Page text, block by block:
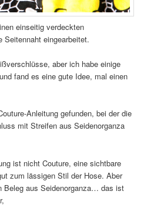
einseitig verdeckten
eingearbeitet.
aber ich habe einige
fand es eine gute Idee, mal einen
Anleitung gefunden, bei der die
mit Streifen aus Seidenorganza
ist nicht Couture, eine sichtbare
zum lässigen Stil der Hose. Aber
Beleg aus Seidenorganza… das ist